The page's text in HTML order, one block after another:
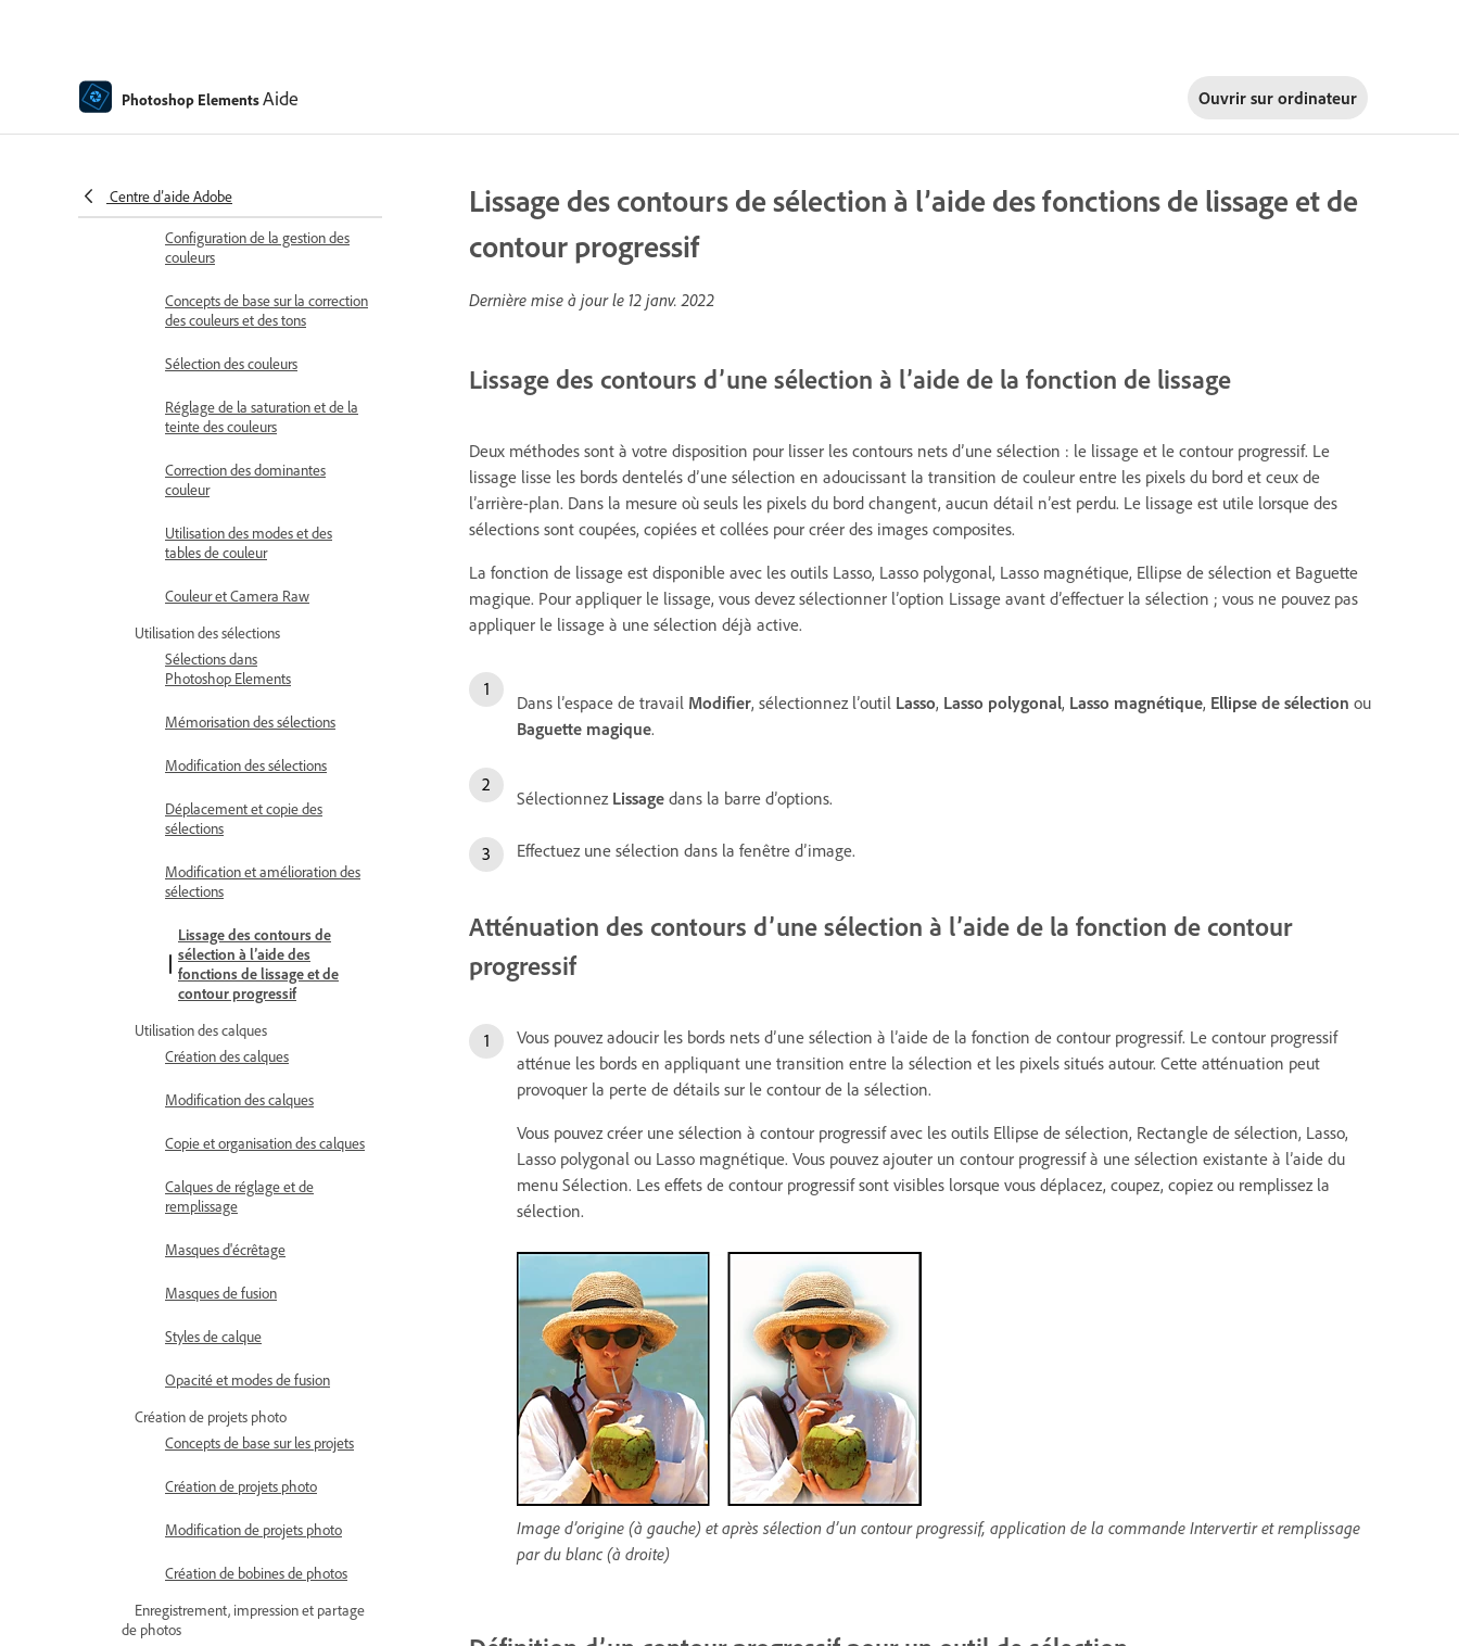
Photoshop ElementsAide Ouvrir sur ordinateur
Centre d’aide Adobe
Filtres Pixellisation
Présentation de la couleur
Configuration de la gestion des
couleurs
Concepts de base sur la correction
des couleurs et des tons
Sélection des couleurs
Réglage de la saturation et de la
teinte des couleurs
Correction des dominantes
couleur
Utilisation des modes et des
tables de couleur
Couleur et Camera Raw
Utilisation des sélections
Sélections dans
Photoshop Elements
Mémorisation des sélections
Modification des sélections
Déplacement et copie des
sélections
Modification et amélioration des
sélections
Lissage des contours de
sélection à l’aide des
fonctions de lissage et de
contour progressif
Utilisation des calques
Création des calques
Modification des calques
Copie et organisation des calques
Calques de réglage et de
remplissage
Masques d'écrêtage
Masques de fusion
Styles de calque
Opacité et modes de fusion
Création de projets photo
Concepts de base sur les projets
Création de projets photo
Modification de projets photo
Création de bobines de photos
Enregistrement, impression et partage
de photos
Lissage des contours de sélection à l’aide des fonctions de lissage et de
contour progressif
Dernière mise à jour le 12 janv. 2022
Lissage des contours d’une sélection à l’aide de la fonction de lissage
Deux méthodes sont à votre disposition pour lisser les contours nets d’une sélection : le lissage et le contour progressif. Le
lissage lisse les bords dentelés d’une sélection en adoucissant la transition de couleur entre les pixels du bord et ceux de
l’arrière-plan. Dans la mesure où seuls les pixels du bord changent, aucun détail n’est perdu. Le lissage est utile lorsque des
sélections sont coupées, copiées et collées pour créer des images composites.
La fonction de lissage est disponible avec les outils Lasso, Lasso polygonal, Lasso magnétique, Ellipse de sélection et Baguette
magique. Pour appliquer le lissage, vous devez sélectionner l’option Lissage avant d’effectuer la sélection ; vous ne pouvez pas
appliquer le lissage à une sélection déjà active.
Dans l’espace de travail Modifier, sélectionnez l’outil Lasso, Lasso polygonal, Lasso magnétique, Ellipse de sélection ou
Baguette magique.
Sélectionnez Lissage dans la barre d’options.
Effectuez une sélection dans la fenêtre d’image.
Atténuation des contours d’une sélection à l’aide de la fonction de contour
progressif
Vous pouvez adoucir les bords nets d’une sélection à l’aide de la fonction de contour progressif. Le contour progressif
atténue les bords en appliquant une transition entre la sélection et les pixels situés autour. Cette atténuation peut
provoquer la perte de détails sur le contour de la sélection.
Vous pouvez créer une sélection à contour progressif avec les outils Ellipse de sélection, Rectangle de sélection, Lasso,
Lasso polygonal ou Lasso magnétique. Vous pouvez ajouter un contour progressif à une sélection existante à l’aide du
menu Sélection. Les effets de contour progressif sont visibles lorsque vous déplacez, coupez, copiez ou remplissez la
sélection.
Image d’origine (à gauche) et après sélection d’un contour progressif, application de la commande Intervertir et remplissage
par du blanc (à droite)